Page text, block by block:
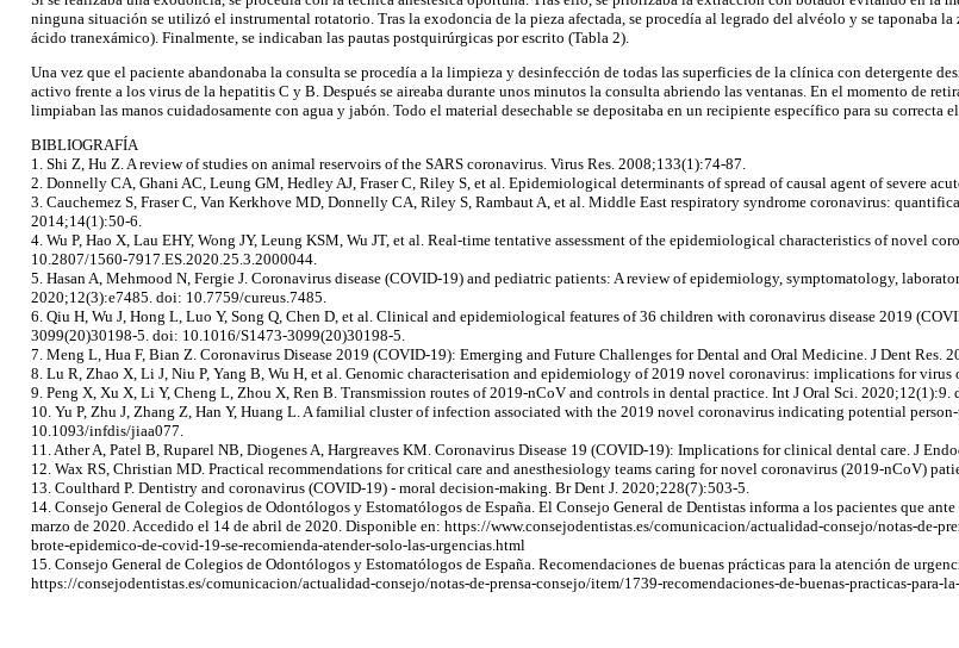
ninguna situación se utilizó el instrumental rotatorio. Tras la exodoncia de la pieza afectada, se procedía al legrado del alvéolo y se taponaba
ácido tranexámico). Finalmente, se indicaban las pautas postquirúrgicas por escrito (Tabla 2).
Una vez que el paciente abandonaba la consulta se procedía a la limpieza y desinfección de todas las superficies de la clínica con
activo frente a los virus de la hepatitis C y B. Después se aireaba durante unos minutos la consulta abriendo las ventanas. En el momento de
limpiaban las manos cuidadosamente con agua y jabón. Todo el material desechable se depositaba en un recipiente específico para su
BIBLIOGRAFÍA
1. Shi Z, Hu Z. A review of studies on animal reservoirs of the SARS coronavirus. Virus Res. 2008;133(1):74-87.
2. Donnelly CA, Ghani AC, Leung GM, Hedley AJ, Fraser C, Riley S, et al. Epidemiological determinants of spread of causal agent of severe
3. Cauchemez S, Fraser C, Van Kerkhove MD, Donnelly CA, Riley S, Rambaut A, et al. Middle East respiratory syndrome coronavirus:
2014;14(1):50-6.
4. Wu P, Hao X, Lau EHY, Wong JY, Leung KSM, Wu JT, et al. Real-time tentative assessment of the epidemiological characteristics of novel
10.2807/1560-7917.ES.2020.25.3.2000044.
5. Hasan A, Mehmood N, Fergie J. Coronavirus disease (COVID-19) and pediatric patients: A review of epidemiology, symptomatology,
2020;12(3):e7485. doi: 10.7759/cureus.7485.
6. Qiu H, Wu J, Hong L, Luo Y, Song Q, Chen D, et al. Clinical and epidemiological features of 36 children with coronavirus disease 2019
3099(20)30198-5. doi: 10.1016/S1473-3099(20)30198-5.
7. Meng L, Hua F, Bian Z. Coronavirus Disease 2019 (COVID-19): Emerging and Future Challenges for Dental and Oral Medicine. J Dent
8. Lu R, Zhao X, Li J, Niu P, Yang B, Wu H, et al. Genomic characterisation and epidemiology of 2019 novel coronavirus: implications for
9. Peng X, Xu X, Li Y, Cheng L, Zhou X, Ren B. Transmission routes of 2019-nCoV and controls in dental practice. Int J Oral Sci.
10. Yu P, Zhu J, Zhang Z, Han Y, Huang L. A familial cluster of infection associated with the 2019 novel coronavirus indicating potential
10.1093/infdis/jiaa077.
11. Ather A, Patel B, Ruparel NB, Diogenes A, Hargreaves KM. Coronavirus Disease 19 (COVID-19): Implications for clinical dental care. J
12. Wax RS, Christian MD. Practical recommendations for critical care and anesthesiology teams caring for novel coronavirus (2019-nCoV)
13. Coulthard P. Dentistry and coronavirus (COVID-19) - moral decision-making. Br Dent J. 2020;228(7):503-5.
14. Consejo General de Colegios de Odontólogos y Estomatólogos de España. El Consejo General de Dentistas informa a los pacientes que
marzo de 2020. Accedido el 14 de abril de 2020. Disponible en: https://www.consejodentistas.es/comunicacion/actualidad-consejo/notas-de-
brote-epidemico-de-covid-19-se-recomienda-atender-solo-las-urgencias.html
15. Consejo General de Colegios de Odontólogos y Estomatólogos de España. Recomendaciones de buenas prácticas para la atención de
https://consejodentistas.es/comunicacion/actualidad-consejo/notas-de-prensa-consejo/item/1739-recomendaciones-de-buenas-practicas-para-